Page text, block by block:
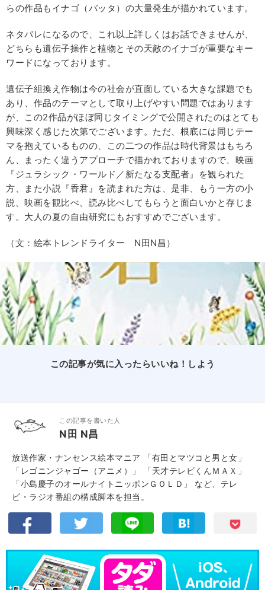
らの作品もイナゴ（バッタ）の大量発生が描かれています。
ネタバレになるので、これ以上詳しくはお話できませんが、
どちらも遺伝子操作と植物とその天敵のイナゴが重要なキー
ワードになっております。
遺伝子組換え作物は今の社会が直面している大きな課題でも
あり、作品のテーマとして取り上げやすい問題ではあります
が、この2作品がほぼ同じタイミングで公開されたのはとても
興味深く感じた次第でございます。ただ、根底には同じテー
マを抱えているものの、この二つの作品は時代背景はもちろ
ん、まったく違うアプローチで描かれておりますので、映画
『ジュラシック・ワールド／新たなる支配者』を観られた
方、また小説『香君』を読まれた方は、是非、もう一方の小
説、映画を観比べ、読み比べしてもらうと面白いかと存じま
す。大人の夏の自由研究にもおすすめでございます。
（文：絵本トレンドライター N田N昌）
この記事が気に入ったらいいね！しよう
この記事を書いた人
N田 N昌
放送作家・ナンセンス絵本マニア 「有田とマツコと男と女」
「レゴニンジャゴー（アニメ）」 「天才テレビくんＭＡＸ」
「小島慶子のオールナイトニッポンＧＯＬＤ」 など、テレ
ビ・ラジオ番組の構成脚本を担当。